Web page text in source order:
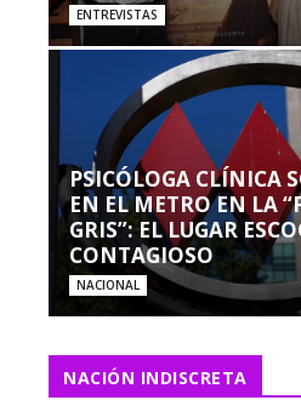
ENTREVISTAS
PSICÓLOGA CLÍNICA
EN EL METRO EN LA
GRIS”: EL LUGAR
CONTAGIOSO
NACIONAL
NACIÓN INDISCRETA